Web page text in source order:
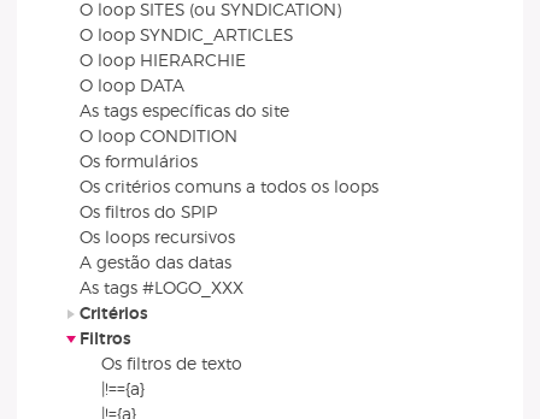
O loop SITES (ou SYNDICATION)
O loop SYNDIC_ARTICLES
O loop HIERARCHIE
O loop DATA
As tags específicas do site
O loop CONDITION
Os formulários
Os critérios comuns a todos os loops
Os filtros do SPIP
Os loops recursivos
A gestão das datas
As tags #LOGO_XXX
Critérios
Filtros
Os filtros de texto
|!=={a}
|!={a}